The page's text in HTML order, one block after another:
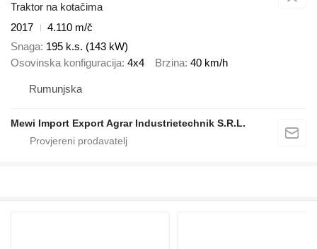
Traktor na kotačima
2017
4.110 m/č
Snaga 195 k.s. (143 kW)
Osovinska konfiguracija 4x4 Brzina 40 km/h
Rumunjska
Mewi Import Export Agrar Industrietechnik S.R.L.